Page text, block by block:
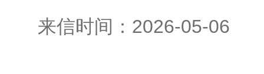
来信时间： 2026-05-06